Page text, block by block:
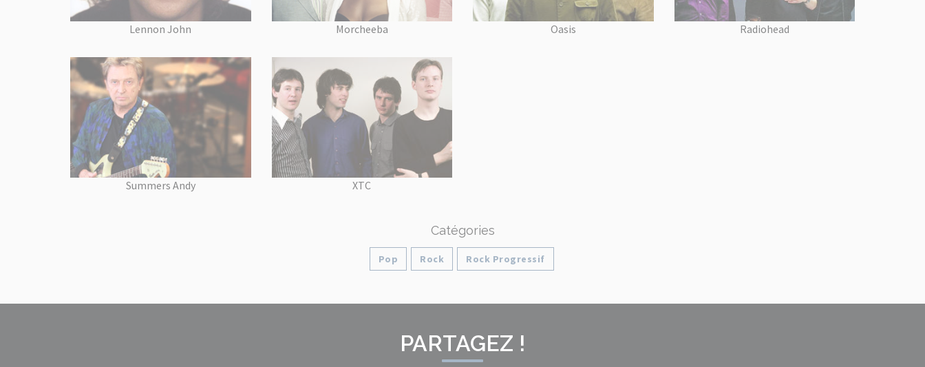
Lennon John Morcheeba Oasis Radiohead
Summers Andy XTC
Catégories
Pop Rock Rock Progressif
PARTAGEZ !